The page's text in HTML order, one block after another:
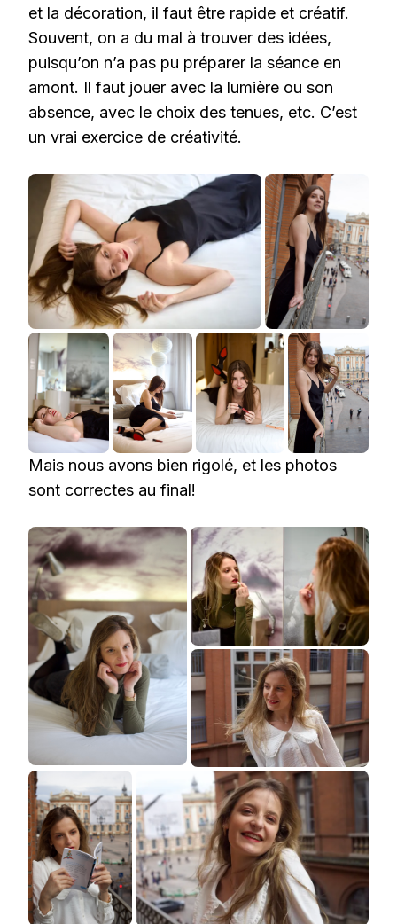
et la décoration, il faut être rapide et créatif.
Souvent, on a du mal à trouver des idées,
puisqu’on n’a pas pu préparer la séance en
amont. Il faut jouer avec la lumière ou son
absence, avec le choix des tenues, etc. C’est
un vrai exercice de créativité.
Mais nous avons bien rigolé, et les photos
sont correctes au final!